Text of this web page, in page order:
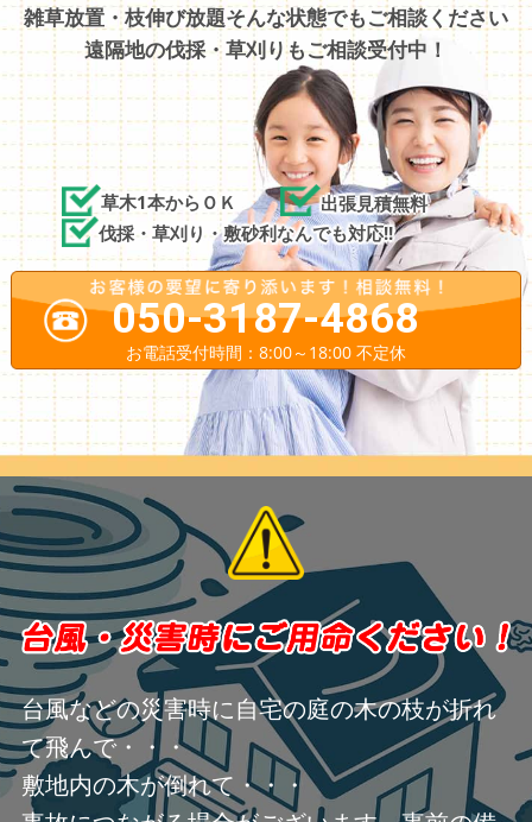
雑草放置・枝伸び放題そんな状態でもご相談ください
遠隔地の伐採・草刈りもご相談受付中！
草木1本からＯＫ
出張見積無料
伐採・草刈り・敷砂利なんでも対応!!
050-3187-4868
お電話受付時間：8:00～18:00 不定休
台風などの災害時に自宅の庭の木の枝が折れ
て飛んで・・・
敷地内の木が倒れて・・・